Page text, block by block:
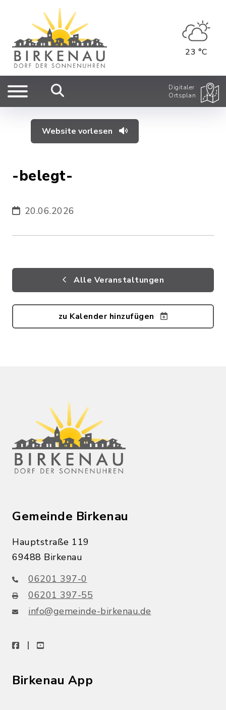
23 °C
Digitaler
Ortsplan
Website vorlesen
-belegt-
20.06.2026
Alle Veranstaltungen
zu Kalender hinzufügen
Gemeinde Birkenau
Hauptstraße 119
69488 Birkenau
06201 397-0
06201 397-55
info@gemeinde-birkenau.de
facebookyoutube
Birkenau App